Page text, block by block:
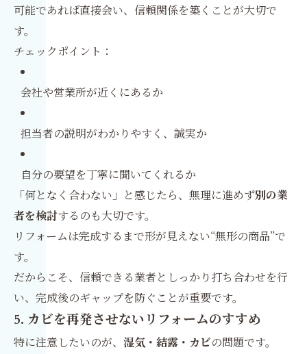
可能であれば直接会い、信頼関係を築くことが大切で
す。
チェックポイント：
会社や営業所が近くにあるか
担当者の説明がわかりやすく、誠実か
自分の要望を丁寧に聞いてくれるか
「何となく合わない」と感じたら、無理に進めず別の業
者を検討するのも大切です。
リフォームは完成するまで形が見えない“無形の商品”で
す。
だからこそ、信頼できる業者としっかり打ち合わせを行
い、完成後のギャップを防ぐことが重要です。
5. カビを再発させないリフォームのすすめ
特に注意したいのが、 湿気・結露・カビの問題です。